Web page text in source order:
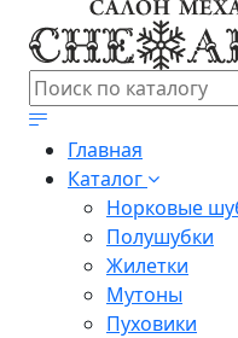
Главная
Каталог
Норковые
Полушубки
Жилетки
Мутоны
Пуховики